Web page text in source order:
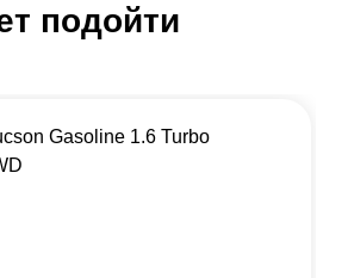
подойти